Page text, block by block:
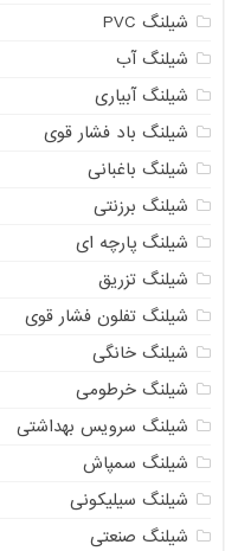
شیلنگ PVC
شیلنگ آب
شیلنگ آبیاری
شیلنگ باد فشار قوی
شیلنگ باغبانی
شیلنگ برزنتی
شیلنگ پارچه‌ ای
شیلنگ تزریق
شیلنگ تفلون فشار قوی
شیلنگ خانگی
شیلنگ خرطومی
شیلنگ سرویس بهداشتی
شیلنگ سمپاش
شیلنگ سیلیکونی
شیلنگ صنعتی